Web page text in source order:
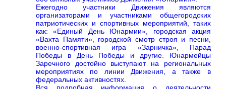
Ежегодно участники Движения являются
организаторами и участниками общегородских
патриотических и спортивных мероприятий, таких
как: «Единый День Юнармии», городская акция
«Вахта Памяти», городской смотр строя и песни,
военно-спортивная игра «Зарничка», Парад
Победы в День Победы и другие. Юнармейцы
Заречного достойно выступают на региональных
мероприятиях по линии Движения, а также в
федеральных активностях.
Вся подробная информация о деятельности